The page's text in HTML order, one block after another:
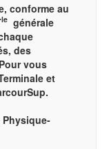
conforme au
le générale
des
vous
et
Physique-